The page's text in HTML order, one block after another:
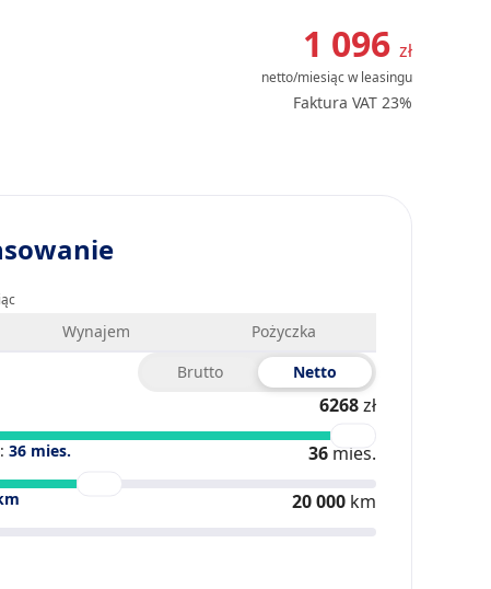
1 096 zł
netto/miesiącw leasingu
Faktura VAT 23%
Wynajem
Pożyczka
Brutto
Netto
6268zł
36 mies. 36 mies.
20 000 km